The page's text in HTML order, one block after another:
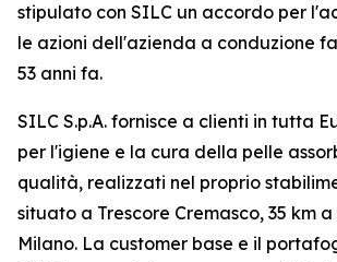
stipulato con SILC un accordo per
le azioni dell'azienda a conduzione
53 anni fa.
SILC S.p.A. fornisce a clienti in tutta
per l'igiene e la cura della pelle
qualità, realizzati nel proprio
situato a Trescore Cremasco, 35 km
Milano. La customer base e il